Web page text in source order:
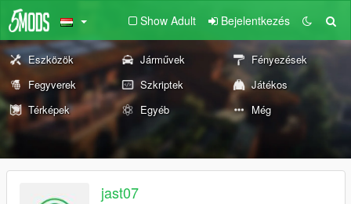
Show Adult Bejelentkezés
Eszközök Járművek
Fényezések
Fegyverek
Szkriptek
Játékos
Térképek
Egyéb Még
jast07